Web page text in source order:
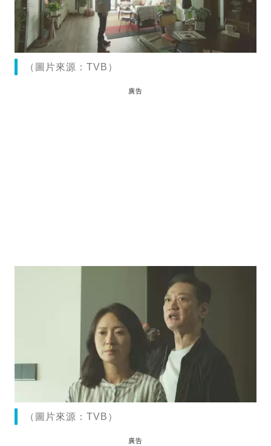
（圖片來源：TVB）
廣告
（圖片來源：TVB）
廣告